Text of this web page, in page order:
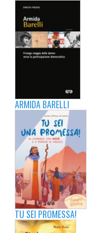
ARMIDA BARELLI
TU SEI PROMESSA!